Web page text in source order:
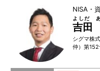
NISA・
吉田
よしだ
シグマ株
仲）第152